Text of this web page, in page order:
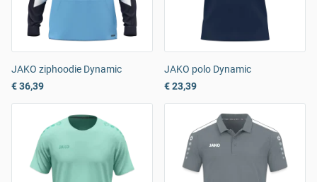
JAKO ziphoodie Dynamic
€ 36,39
JAKO polo Dynamic
€ 23,39